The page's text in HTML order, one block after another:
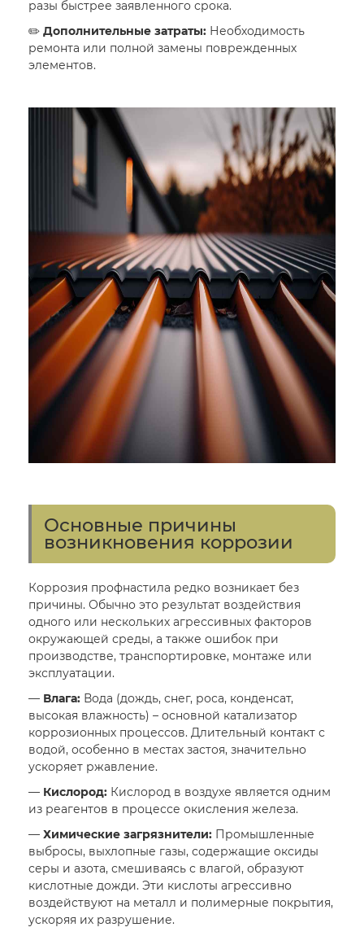
разы быстрее заявленного срока.
✏️ Дополнительные затраты: Необходимость
ремонта или полной замены поврежденных
элементов.
Основные причины
возникновения коррозии
Коррозия профнастила редко возникает без
причины. Обычно это результат воздействия
одного или нескольких агрессивных факторов
окружающей среды, а также ошибок при
производстве, транспортировке, монтаже или
эксплуатации.
— Влага: Вода (дождь, снег, роса, конденсат,
высокая влажность) – основной катализатор
коррозионных процессов. Длительный контакт с
водой, особенно в местах застоя, значительно
ускоряет ржавление.
— Кислород: Кислород в воздухе является одним
из реагентов в процессе окисления железа.
— Химические загрязнители: Промышленные
выбросы, выхлопные газы, содержащие оксиды
серы и азота, смешиваясь с влагой, образуют
кислотные дожди. Эти кислоты агрессивно
воздействуют на металл и полимерные покрытия,
ускоряя их разрушение.